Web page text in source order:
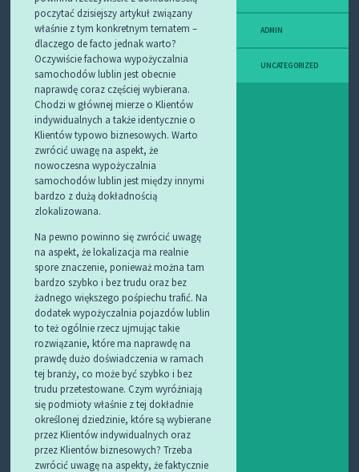
poczytać dzisiejszy artykuł związany
właśnie z tym konkretnym tematem –
dlaczego de facto jednak warto?
Oczywiście fachowa wypożyczalnia
samochodów lublin jest obecnie
naprawdę coraz częściej wybierana.
Chodzi w głównej mierze o Klientów
indywidualnych a także identycznie o
Klientów typowo biznesowych. Warto
zwrócić uwagę na aspekt, że
nowoczesna wypożyczalnia
samochodów lublin jest między innymi
bardzo z dużą dokładnością
zlokalizowana.
Na pewno powinno się zwrócić uwagę
na aspekt, że lokalizacja ma realnie
spore znaczenie, ponieważ można tam
bardzo szybko i bez trudu oraz bez
żadnego większego pośpiechu trafić. Na
dodatek wypożyczalnia pojazdów lublin
to też ogólnie rzecz ujmując takie
rozwiązanie, które ma naprawdę na
prawdę dużo doświadczenia w ramach
tej branży, co może być szybko i bez
trudu przetestowane. Czym wyróżniają
się podmioty właśnie z tej dokładnie
określonej dziedzinie, które są wybierane
przez Klientów indywidualnych oraz
przez Klientów biznesowych? Trzeba
zwrócić uwagę na aspekty, że faktycznie
ADMIN
UNCATEGORIZED